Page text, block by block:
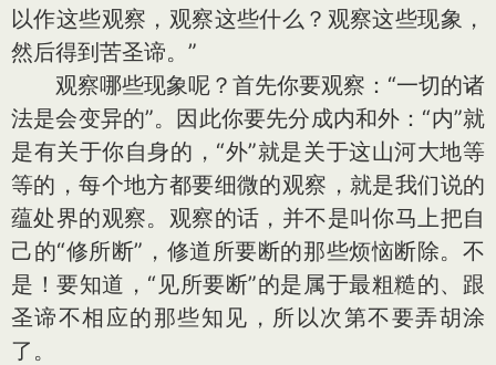
以作这些观察，观察这些什么？观察这些现象，
然后得到苦圣谛。”
观察哪些现象呢？首先你要观察：“一切的诸
法是会变异的”。因此你要先分成内和外：“内”就
是有关于你自身的，“外”就是关于这山河大地等
等的，每个地方都要细微的观察，就是我们说的
蕴处界的观察。观察的话，并不是叫你马上把自
己的“修所断”，修道所要断的那些烦恼断除。不
是！要知道，“见所要断”的是属于最粗糙的、跟
圣谛不相应的那些知见，所以次第不要弄胡涂
了。